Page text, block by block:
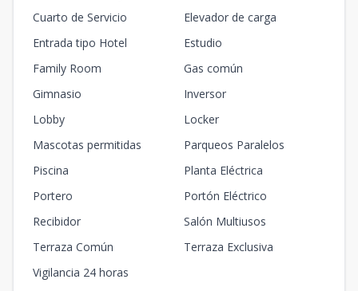
Cuarto de Servicio
Elevador de carga
Entrada tipo Hotel
Estudio
Family Room
Gas común
Gimnasio
Inversor
Lobby
Locker
Mascotas permitidas
Parqueos Paralelos
Piscina
Planta Eléctrica
Portero
Portón Eléctrico
Recibidor
Salón Multiusos
Terraza Común
Terraza Exclusiva
Vigilancia 24 horas